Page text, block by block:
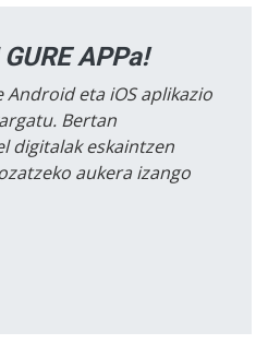
APPa!
Android eta iOS aplikazio
Bertan
digitalak eskaintzen
aukera izango